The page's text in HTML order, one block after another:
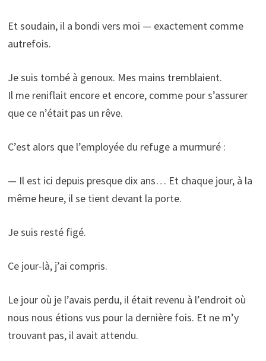
Et soudain, il a bondi vers moi — exactement comme
autrefois.
Je suis tombé à genoux. Mes mains tremblaient.
Il me reniflait encore et encore, comme pour s’assurer
que ce n’était pas un rêve.
C’est alors que l’employée du refuge a murmuré :
— Il est ici depuis presque dix ans… Et chaque jour, à la
même heure, il se tient devant la porte.
Je suis resté figé.
Ce jour-là, j’ai compris.
Le jour où je l’avais perdu, il était revenu à l’endroit où
nous nous étions vus pour la dernière fois. Et ne m’y
trouvant pas, il avait attendu.